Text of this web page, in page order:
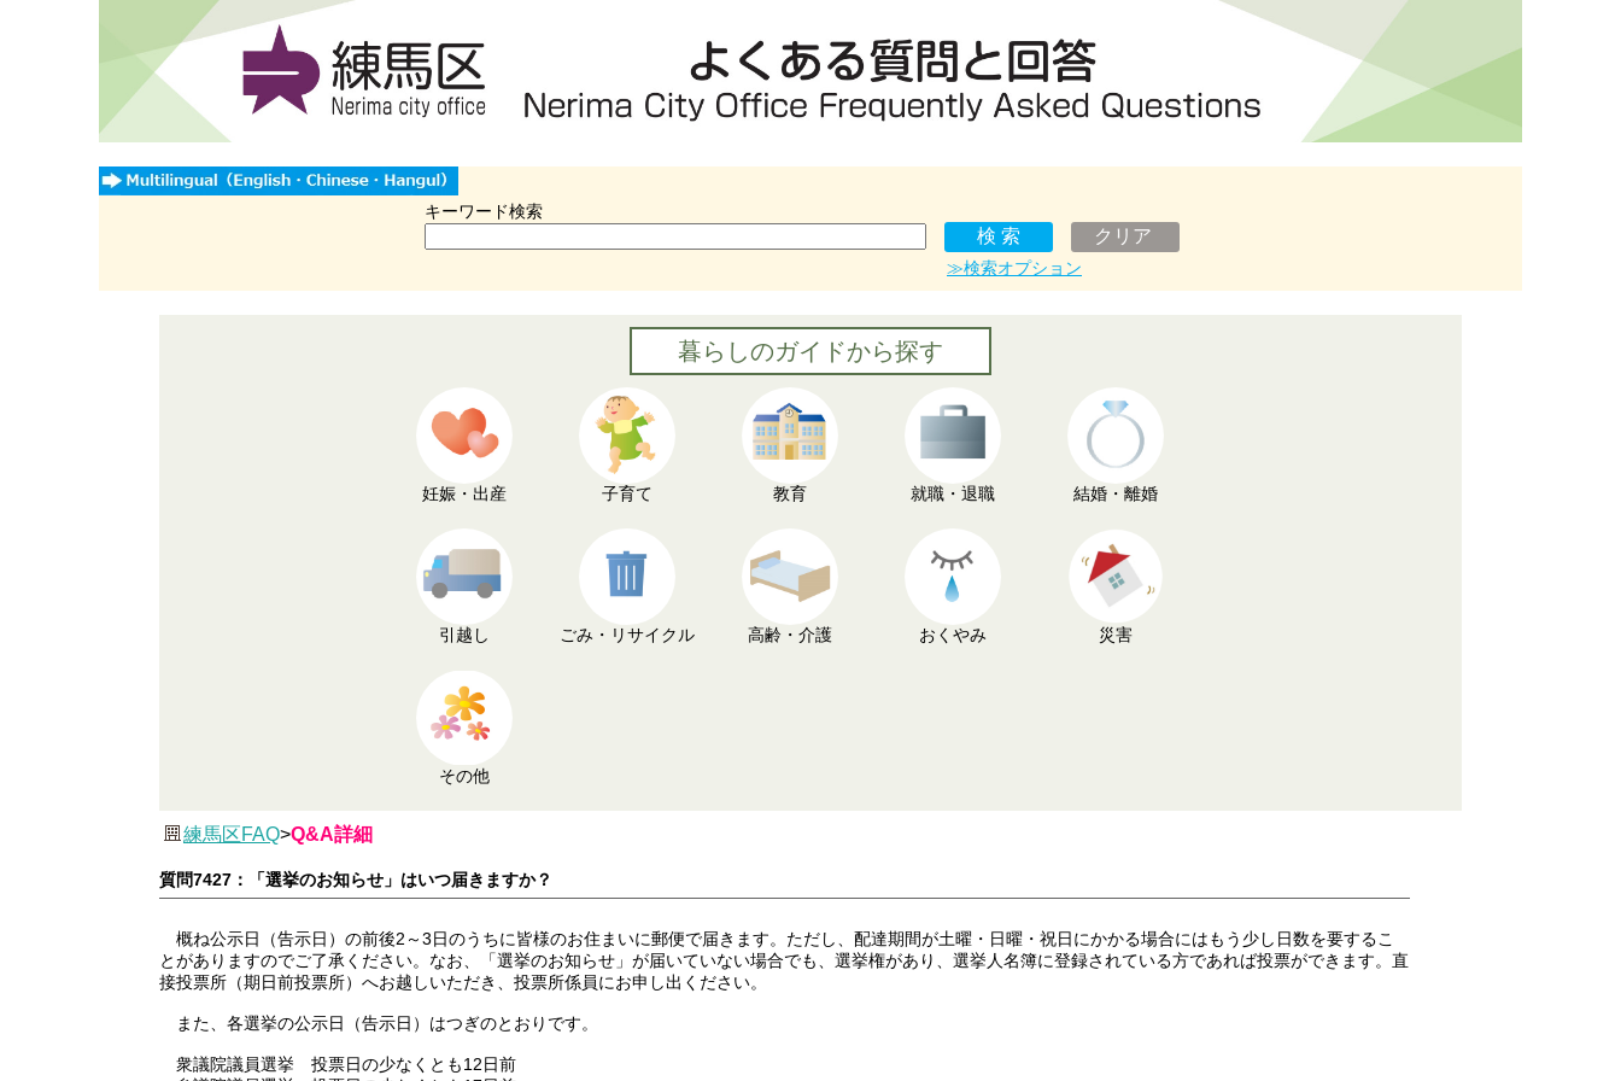
キーワード検索
≫検索オプション
暮らしのガイドから探す
妊娠・出産 子育て 教育 就職・退職 結婚・離婚
引越し ごみ・リサイクル 高齢・介護 おくやみ 災害
その他
練馬区FAQ>Q&A詳細
質問7427：「選挙のお知らせ」はいつ届きますか？
概ね公示日（告示日）の前後2～3日のうちに皆様のお住まいに郵便で届きます。ただし、配達期間が土曜・日曜・祝日にかかる場合にはもう少し日数を要するこ
とがありますのでご了承ください。なお、「選挙のお知らせ」が届いていない場合でも、選挙権があり、選挙人名簿に登録されている方であれば投票ができます。直
接投票所（期日前投票所）へお越しいただき、投票所係員にお申し出ください。
また、各選挙の公示日（告示日）はつぎのとおりです。
衆議院議員選挙 投票日の少なくとも12日前